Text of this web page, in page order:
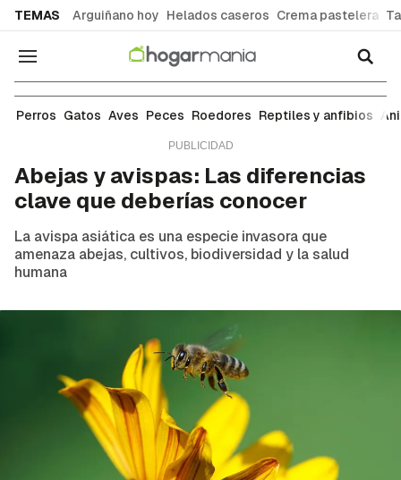
TEMAS Arguiñano hoy Helados caseros Crema pastelera
Navegación
Animales domésticos
Perros Gatos Aves Peces Roedores Reptiles y anfibios
Abejas y avispas: Las diferencias
clave que deberías conocer
La avispa asiática es una especie invasora que
amenaza abejas, cultivos, biodiversidad y la salud
humana